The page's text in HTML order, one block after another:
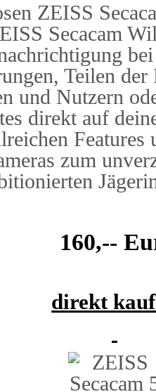
ZEISS
Secacam
Teilen
und Nutzern
direkt auf
zum
160,--
direkt